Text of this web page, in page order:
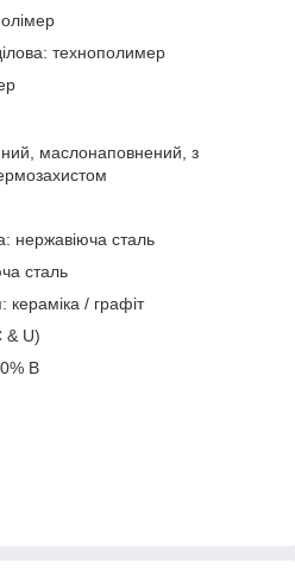
технополимер
маслонаповнений, з
нержавіюча сталь
сталь
кераміка / графіт
& U)
В